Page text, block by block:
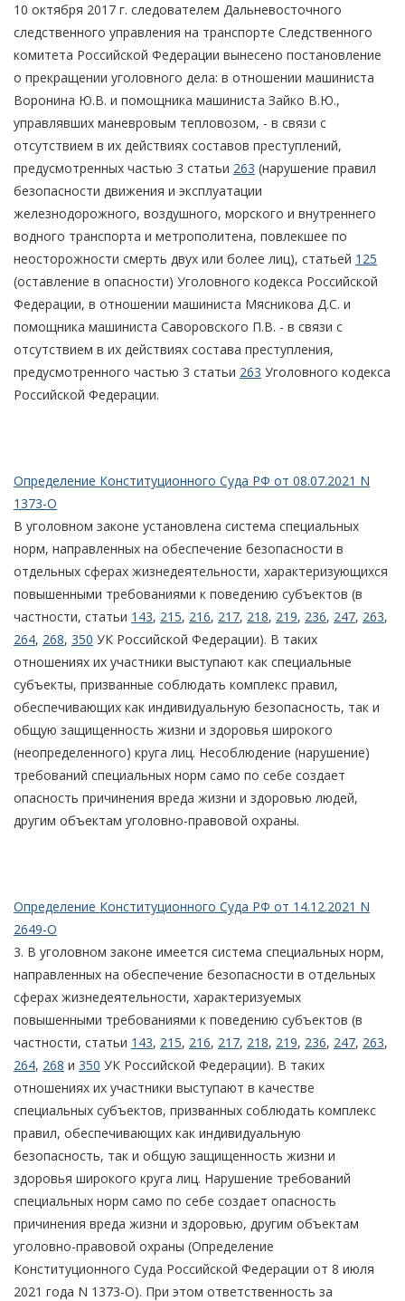
10 октября 2017 г. следователем Дальневосточного
следственного управления на транспорте Следственного
комитета Российской Федерации вынесено постановление
о прекращении уголовного дела: в отношении машиниста
Воронина Ю.В. и помощника машиниста Зайко В.Ю.,
управлявших маневровым тепловозом, - в связи с
отсутствием в их действиях составов преступлений,
предусмотренных частью 3 статьи 263 (нарушение правил
безопасности движения и эксплуатации
железнодорожного, воздушного, морского и внутреннего
водного транспорта и метрополитена, повлекшее по
неосторожности смерть двух или более лиц), статьей 125
(оставление в опасности) Уголовного кодекса Российской
Федерации, в отношении машиниста Мясникова Д.С. и
помощника машиниста Саворовского П.В. - в связи с
отсутствием в их действиях состава преступления,
предусмотренного частью 3 статьи 263 Уголовного кодекса
Российской Федерации.
Определение Конституционного Суда РФ от 08.07.2021 N
1373-О
В уголовном законе установлена система специальных
норм, направленных на обеспечение безопасности в
отдельных сферах жизнедеятельности, характеризующихся
повышенными требованиями к поведению субъектов (в
частности, статьи 143, 215, 216, 217, 218, 219, 236, 247, 263,
264, 268, 350 УК Российской Федерации). В таких
отношениях их участники выступают как специальные
субъекты, призванные соблюдать комплекс правил,
обеспечивающих как индивидуальную безопасность, так и
общую защищенность жизни и здоровья широкого
(неопределенного) круга лиц. Несоблюдение (нарушение)
требований специальных норм само по себе создает
опасность причинения вреда жизни и здоровью людей,
другим объектам уголовно-правовой охраны.
Определение Конституционного Суда РФ от 14.12.2021 N
2649-О
3. В уголовном законе имеется система специальных норм,
направленных на обеспечение безопасности в отдельных
сферах жизнедеятельности, характеризуемых
повышенными требованиями к поведению субъектов (в
частности, статьи 143, 215, 216, 217, 218, 219, 236, 247, 263,
264, 268 и 350 УК Российской Федерации). В таких
отношениях их участники выступают в качестве
специальных субъектов, призванных соблюдать комплекс
правил, обеспечивающих как индивидуальную
безопасность, так и общую защищенность жизни и
здоровья широкого круга лиц. Нарушение требований
специальных норм само по себе создает опасность
причинения вреда жизни и здоровью, другим объектам
уголовно-правовой охраны (Определение
Конституционного Суда Российской Федерации от 8 июля
2021 года N 1373-О). При этом ответственность за